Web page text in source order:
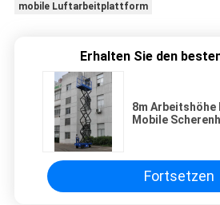
mobile Luftarbeitplattform
Erhalten Sie den
8m Arbeitshöhe
Mobile
Fortsetzen